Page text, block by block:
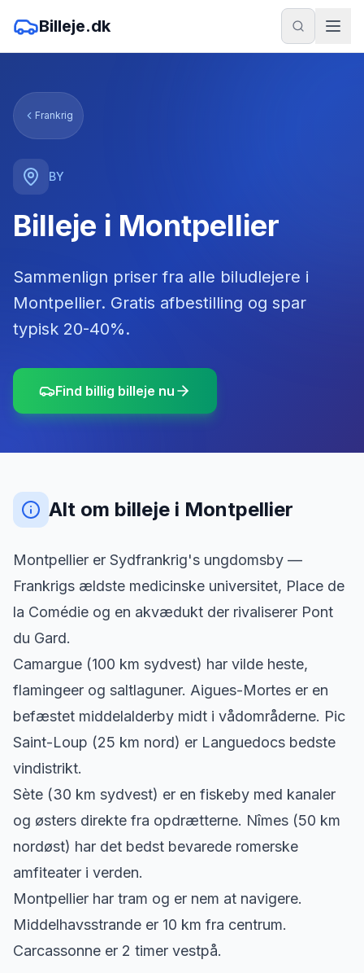
Billeje.dk
Frankrig
BY
Billeje i Montpellier
Sammenlign priser fra alle biludlejere i
Montpellier. Gratis afbestilling og spar
typisk 20-40%.
Find billig billeje nu
Alt om billeje i Montpellier
Montpellier er Sydfrankrig's ungdomsby —
Frankrigs ældste medicinske universitet, Place de
la Comédie og en akvædukt der rivaliserer Pont
du Gard.
Camargue (100 km sydvest) har vilde heste,
flamingeer og saltlaguner. Aigues-Mortes er en
befæstet middelalderby midt i vådområderne. Pic
Saint-Loup (25 km nord) er Languedocs bedste
vindistrikt.
Sète (30 km sydvest) er en fiskeby med kanaler
og østers direkte fra opdrætterne. Nîmes (50 km
nordøst) har det bedst bevarede romerske
amfiteater i verden.
Montpellier har tram og er nem at navigere.
Middelhavsstrande er 10 km fra centrum.
Carcassonne er 2 timer vestpå.